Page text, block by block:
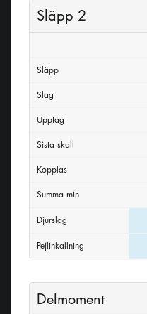
Släpp 2
Släpp
Slag
Upptag
Sista skall
Kopplas
Summa min
Djurslag
Pejlinkallning
Delmoment